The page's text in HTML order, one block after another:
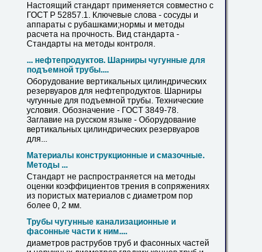
Настоящий стандарт применяется совместно с
ГОСТ Р 52857.1. Ключевые слова - сосуды и
аппараты c рубашками;нормы и методы
расчета на прочность. Вид стандарта -
Стандарты на методы контроля.
... нефтепродуктов. Шарниры чугунные для
подъемной трубы....
Оборудование вертикальных цилиндрических
резервуаров для нефтепродуктов. Шарниры
чугунные для подъемной трубы. Технические
условия. Обозначение - ГОСТ 3849-78.
Заглавие на русском языке - Оборудование
вертикальных цилиндрических резервуаров
для...
Материалы конструкционные и смазочные.
Методы ...
Стандарт не распространяется на методы
оценки коэффициентов трения в сопряжениях
из пористых материалов с диаметром пор
более 0, 2 мм.
Трубы чугунные канализационные и
фасонные части к ним....
диаметров раструбов труб и фасонных частей